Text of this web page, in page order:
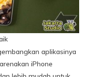
aplikasinya
iPhone